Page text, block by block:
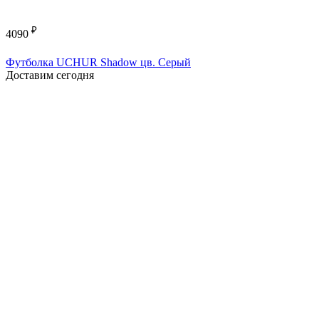
4090 ₽
Футболка UCHUR Shadow цв. Серый
Доставим сегодня